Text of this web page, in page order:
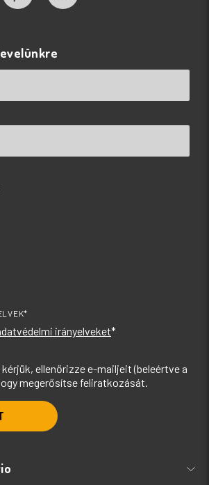
irányelveket*
ellenőrizze e-mailjeit (beleértve a
megerősítse feliratkozását.